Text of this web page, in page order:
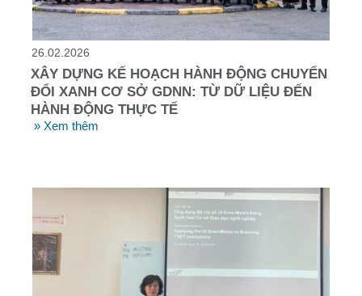
26.02.2026
XÂY DỰNG KẾ HOẠCH HÀNH ĐỘNG CHUYỂN
ĐỔI XANH CƠ SỞ GDNN: TỪ DỮ LIỆU ĐẾN
HÀNH ĐỘNG THỰC TẾ
» Xem thêm